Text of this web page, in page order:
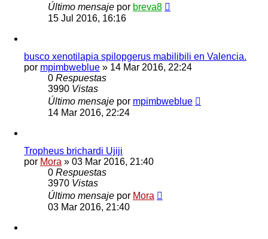
Último mensaje por breva8
15 Jul 2016, 16:16
busco xenotilapia spilopgerus mabilibili en Valencia.
por mpimbweblue » 14 Mar 2016, 22:24
0 Respuestas
3990 Vistas
Último mensaje por mpimbweblue
14 Mar 2016, 22:24
Tropheus brichardi Ujiji
por Mora » 03 Mar 2016, 21:40
0 Respuestas
3970 Vistas
Último mensaje por Mora
03 Mar 2016, 21:40